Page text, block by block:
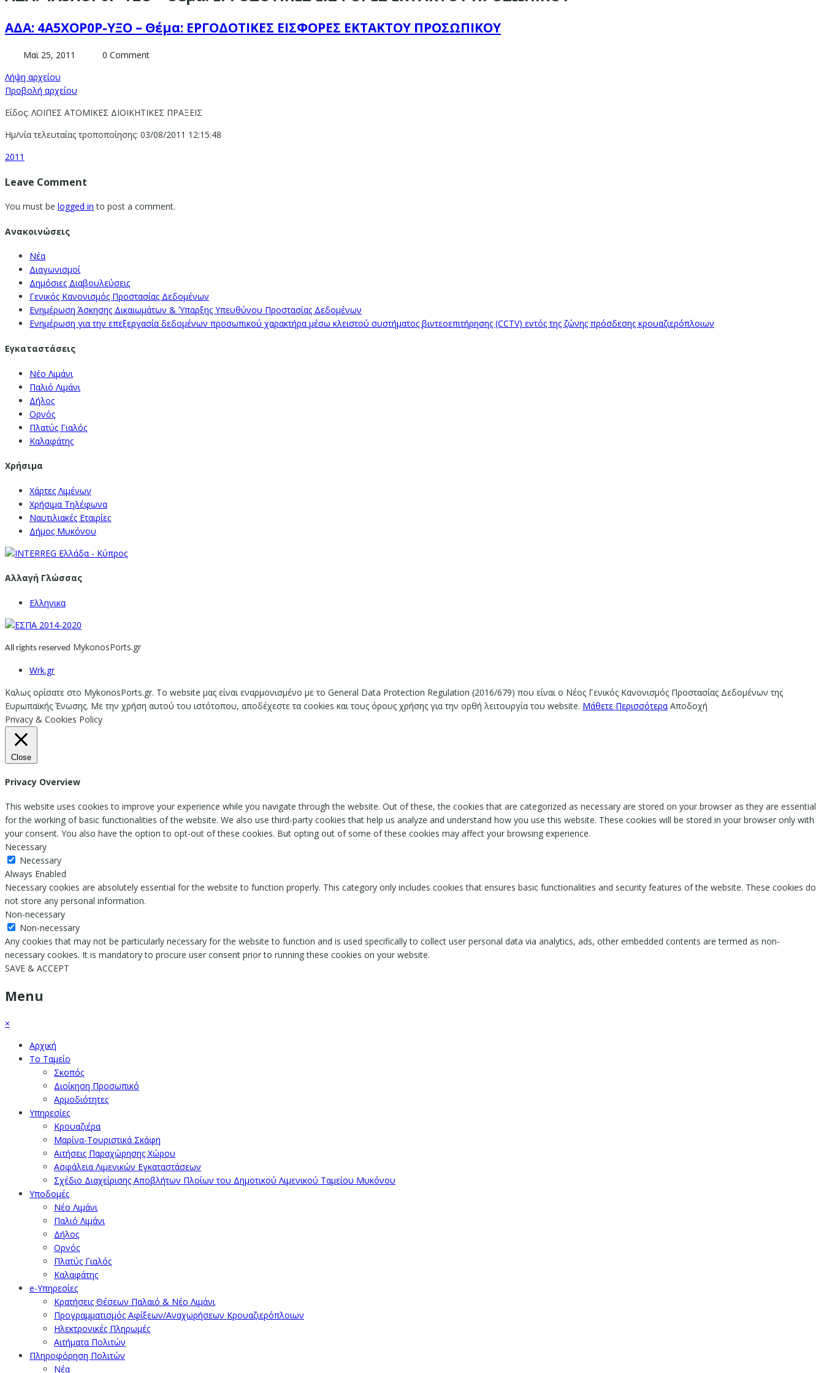
ΑΔΑ: 4Α5ΧΟΡ0Ρ-ΥΞΟ – Θέμα: ΕΡΓΟΔΟΤΙΚΕΣ ΕΙΣΦΟΡΕΣ ΕΚΤΑΚΤΟΥ ΠΡΟΣΩΠΙΚΟΥ
Μαϊ 25, 2011
0 Comment
Λήψη αρχείου
Προβολή αρχείου
Είδος: ΛΟΙΠΕΣ ΑΤΟΜΙΚΕΣ ΔΙΟΙΚΗΤΙΚΕΣ ΠΡΑΞΕΙΣ
Ημ/νία τελευταίας τροποποίησης: 03/08/2011 12:15:48
2011
Leave Comment
You must be logged in to post a comment.
Ανακοινώσεις
Νέα
Διαγωνισμοί
Δημόσιες Διαβουλεύσεις
Γενικός Κανονισμός Προστασίας Δεδομένων
Ενημέρωση Άσκησης Δικαιωμάτων & Ύπαρξης Υπευθύνου Προστασίας Δεδομένων
Ενημέρωση για την επεξεργασία δεδομένων προσωπικού χαρακτήρα μέσω κλειστού συστήματος βιντεοεπιτήρησης (CCTV) εντός της ζώνης πρόσδεσης κρουαζιερόπλοιων
Εγκαταστάσεις
Νέο Λιμάνι
Παλιό Λιμάνι
Δήλος
Ορνός
Πλατύς Γιαλός
Καλαφάτης
Χρήσιμα
Χάρτες Λιμένων
Χρήσιμα Τηλέφωνα
Ναυτιλιακές Εταιρίες
Δήμος Μυκόνου
Αλλαγή Γλώσσας
Ελληνικα
All rights reserved MykonosPorts.gr
Wrk.gr
Καλως ορίσατε στο MykonosPorts.gr. Το website μας είναι εναρμονισμένο με το General Data Protection Regulation (2016/679) που είναι ο Νέος Γενικός Κανονισμός Προστασίας Δεδομένων της
Ευρωπαϊκής Ένωσης. Με την χρήση αυτού του ιστότοπου, αποδέχεστε τα cookies και τους όρους χρήσης για την ορθή λειτουργία του website. Μάθετε Περισσότερα Αποδοχή
Privacy & Cookies Policy
Close
Privacy Overview
This website uses cookies to improve your experience while you navigate through the website. Out of these, the cookies that are categorized as necessary are stored on your browser as they are essential
for the working of basic functionalities of the website. We also use third-party cookies that help us analyze and understand how you use this website. These cookies will be stored in your browser only with
your consent. You also have the option to opt-out of these cookies. But opting out of some of these cookies may affect your browsing experience.
Necessary
Necessary
Always Enabled
Necessary cookies are absolutely essential for the website to function properly. This category only includes cookies that ensures basic functionalities and security features of the website. These cookies do
not store any personal information.
Non-necessary
Non-necessary
Any cookies that may not be particularly necessary for the website to function and is used specifically to collect user personal data via analytics, ads, other embedded contents are termed as non-
necessary cookies. It is mandatory to procure user consent prior to running these cookies on your website.
SAVE & ACCEPT
Menu
×
Αρχική
Το Ταμείο
Σκοπός
Διοίκηση Προσωπικό
Αρμοδιότητες
Υπηρεσίες
Κρουαζιέρα
Μαρίνα-Τουριστικά Σκάφη
Αιτήσεις Παραχώρησης Χώρου
Ασφάλεια Λιμενικών Εγκαταστάσεων
Σχέδιο Διαχείρισης Αποβλήτων Πλοίων του Δημοτικού Λιμενικού Ταμείου Μυκόνου
Υποδομές
Νέο Λιμάνι
Παλιό Λιμάνι
Δήλος
Ορνός
Πλατύς Γιαλός
Καλαφάτης
e-Υπηρεσίες
Κρατήσεις Θέσεων Παλαιό & Νέο Λιμάνι
Προγραμματισμός Αφίξεων/Αναχωρήσεων Κρουαζιερόπλοιων
Ηλεκτρονικές Πληρωμές
Αιτήματα Πολιτών
Πληροφόρηση Πολιτών
Νέα